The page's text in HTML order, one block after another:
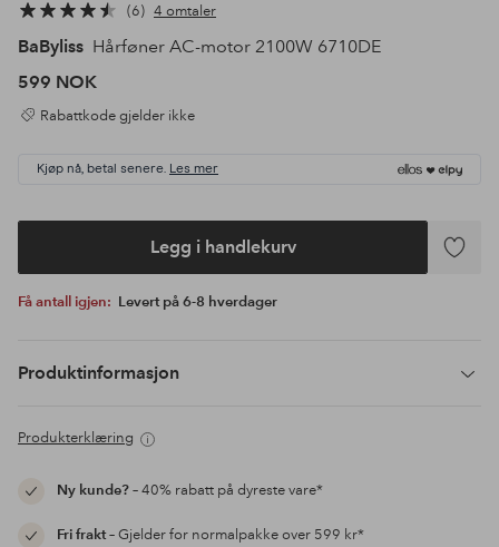
6 4 omtaler
BaByliss Hårføner AC-motor 2100W 6710DE
599 NOK
Rabattkode gjelder ikke
Kjøp nå, betal senere. Les mer
Legg i handlekurv
Legg
Få antall igjen: Levert på 6-8 hverdager
Produktinformasjon
Produkterklæring
Ny kunde?– 40% rabatt på dyreste vare*
Fri frakt– Gjelder for normalpakke over 599 kr*